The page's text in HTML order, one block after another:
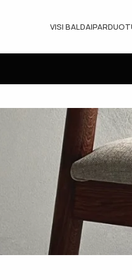
VISI BALDAI